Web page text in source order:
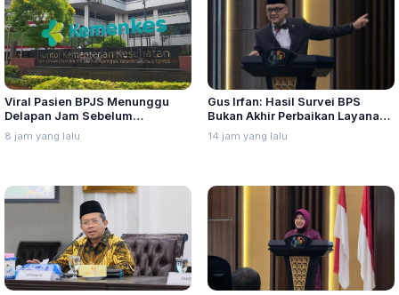
Viral Pasien BPJS Menunggu
Delapan Jam Sebelum
Meninggal, Ini Penjelasan
Kemenkes
8 jam yang lalu
Gus Irfan: Hasil Survei BPS
Bukan Akhir Perbaikan Layanan,
Evaluasi Penyelenggaraan Haji
Harus Tetap Dilakukan
14 jam yang lalu